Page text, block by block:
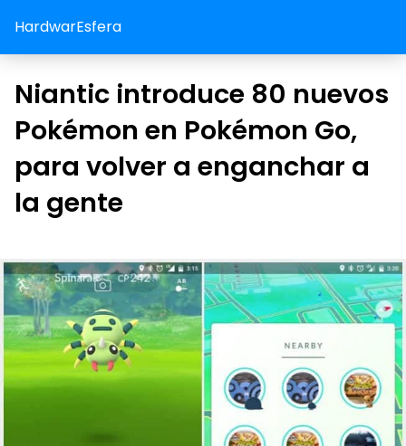
HardwarEsfera
Niantic introduce 80 nuevos
Pokémon en Pokémon Go,
para volver a enganchar a
la gente